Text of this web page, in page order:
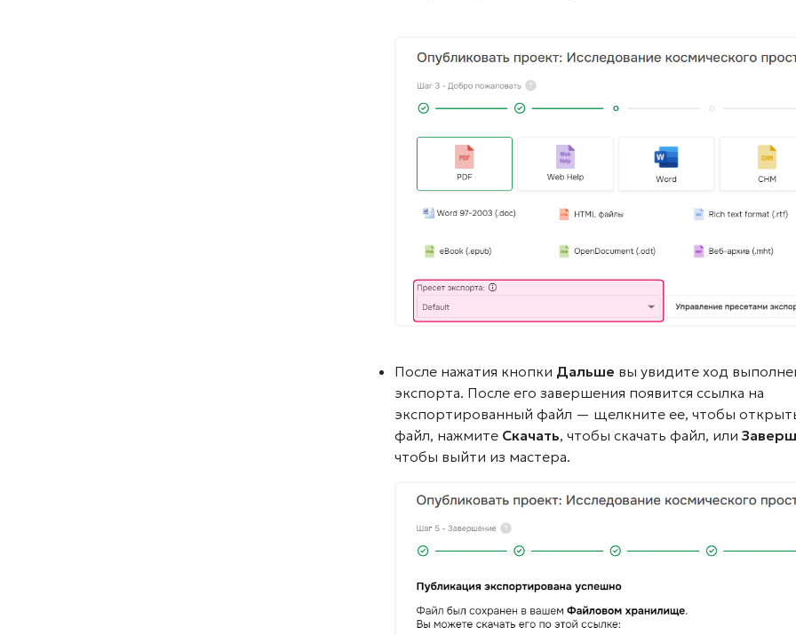
После нажатия кнопки Дальше вы увидите ход
экспорта. После его завершения появится ссылка на
экспортированный файл — щелкните ее, чтобы
файл, нажмите Скачать, чтобы скачать файл, или
чтобы выйти из мастера.